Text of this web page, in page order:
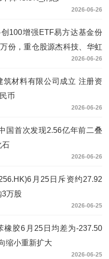
2026-06-26
100增强ETF易方达基金份
份，重仓股源杰科技、华虹
2026-06-26
筑材料有限公司成立 注册资
币
2026-06-26
国首次发现2.56亿年前二叠
石
2026-06-26
月25日斥资约27.92
万股
2026-06-25
橡胶6月25日均差为-237.50
缩小重新扩大
2026-06-25